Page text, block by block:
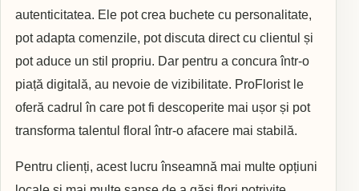
autenticitatea. Ele pot crea buchete cu personalitate,
pot adapta comenzile, pot discuta direct cu clientul și
pot aduce un stil propriu. Dar pentru a concura într-o
piață digitală, au nevoie de vizibilitate. ProFlorist le
oferă cadrul în care pot fi descoperite mai ușor și pot
transforma talentul floral într-o afacere mai stabilă.
Pentru clienți, acest lucru înseamnă mai multe opțiuni